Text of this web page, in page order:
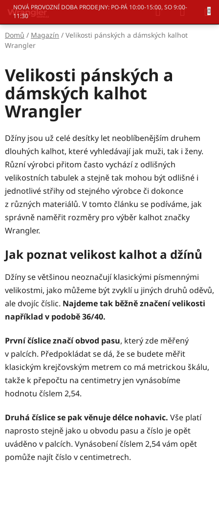
Přejít
obsah
NOVÁ PROVOZNÍ DOBA PRODEJNY: PO-PÁ 10:00-15:00, SO 9:00-
11:30
Hledat
KOŠÍK
Domů / Magazín / Velikosti pánských a dámských kalhot
Wrangler
Velikosti pánských a
dámských kalhot
Wrangler
Džíny jsou už celé desítky let neoblíbenějším druhem
dlouhých kalhot, které vyhledávají jak muži, tak i ženy.
Různí výrobci přitom často vychází z odlišných
velikostních tabulek a stejně tak mohou být odlišné i
jednotlivé střihy od stejného výrobce či dokonce
z různých materiálů. V tomto článku se podíváme, jak
správně naměřit rozměry pro výběr kalhot značky
Wrangler.
Jak poznat velikost kalhot a džínů
Džíny se většinou neoznačují klasickými písmennými
velikostmi, jako můžeme být zvyklí u jiných druhů oděvů,
ale dvojíc číslic. Najdeme tak běžně značení velikosti
například v podobě 36/40.
První číslice značí obvod pasu, který zde měřený
v palcích. Předpokládat se dá, že se budete měřit
klasickým krejčovským metrem co má metrickou škálu,
takže k přepočtu na centimetry jen vynásobíme
hodnotu číslem 2,54.
Druhá číslice se pak věnuje délce nohavic. Vše platí
naprosto stejně jako u obvodu pasu a číslo je opět
uváděno v palcích. Vynásobení číslem 2,54 vám opět
pomůže najít číslo v centimetrech.